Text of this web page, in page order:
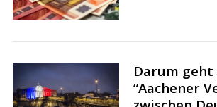
Darum geht
“Aachener
: